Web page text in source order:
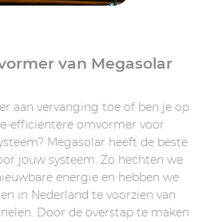
van Megasolar
aan vervanging toe of ben je op
efficiëntere omvormer voor
Megasolar heeft de beste
jouw systeem. Zo hechten we
energie en hebben we
in Nederland te voorzien van
Door de overstap te maken